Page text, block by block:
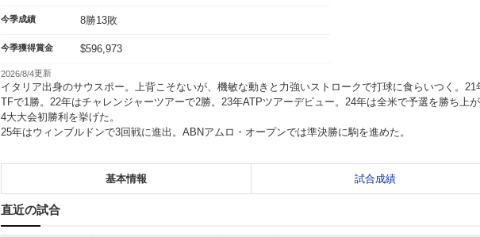
今季成績 8勝13敗
今季獲得賞金 $596,973
2026/8/4
イタリア出身のサウスポー。上背こそないが、機敏な動きと力強いストロークで打球に食らいつく。21
TFで1勝。22年はチャレンジャーツアーで2勝。23年ATPツアーデビュー。24年は全米で予選を勝ち上が
4大大会初勝利を挙げた。
25年はウィンブルドンで3回戦に進出。ABNアムロ・オープンでは準決勝に駒を進めた。
基本情報 試合成績
直近の試合